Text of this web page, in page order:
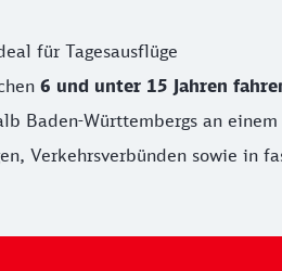
für Tagesausflüge
6 und unter 15 Jahren
Baden-Württembergs an einem
Verkehrsverbünden sowie in